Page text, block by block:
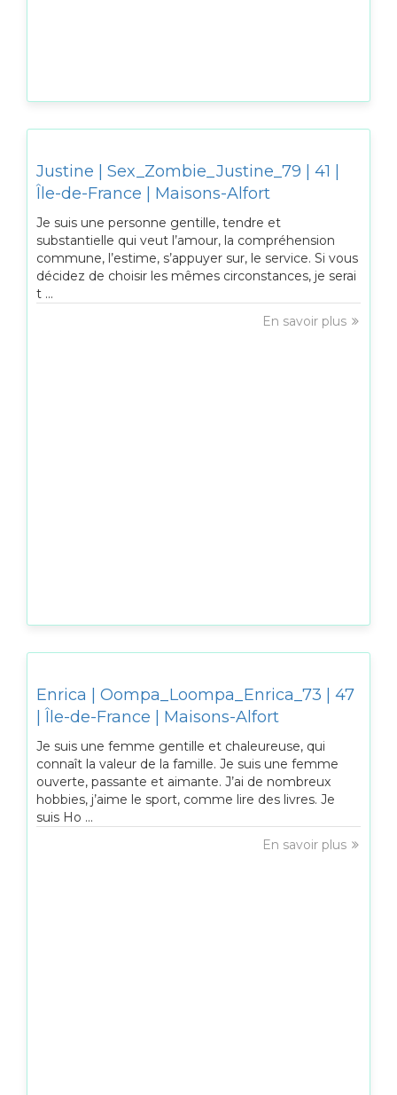
Justine | Sex_Zombie_Justine_79 | 41 |
Île-de-France | Maisons-Alfort
Je suis une personne gentille, tendre et
substantielle qui veut l’amour, la compréhension
commune, l’estime, s’appuyer sur, le service. Si vous
décidez de choisir les mêmes circonstances, je serai
t ...
En savoir plus
Enrica | Oompa_Loompa_Enrica_73 | 47
| Île-de-France | Maisons-Alfort
Je suis une femme gentille et chaleureuse, qui
connaît la valeur de la famille. Je suis une femme
ouverte, passante et aimante. J’ai de nombreux
hobbies, j’aime le sport, comme lire des livres. Je
suis Ho ...
En savoir plus